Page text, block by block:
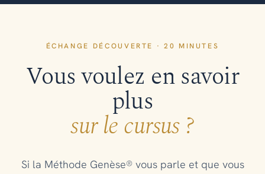
ÉCHANGE DÉCOUVERTE · 20 MINUTES
Vous voulez en savoir
plus
sur le cursus ?
Si la Méthode Genèse® vous parle et que vous